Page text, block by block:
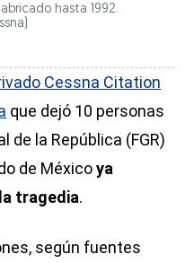
hasta 1992.
Cessna Citation
que dejó 10 personas
de la República (FGR)
de Méxicoya
tragedia.
según fuentes